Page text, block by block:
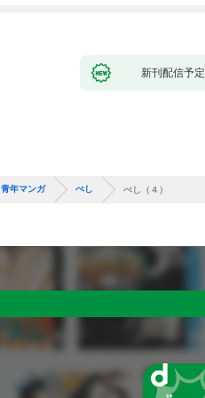
新刊配信予定
青年マンガ ぺし ぺし（４）